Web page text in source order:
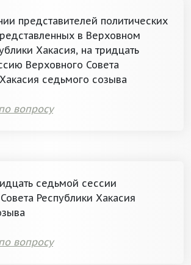
представителей политических
в Верховном
Хакасия, на тридцать
Верховного Совета
седьмого созыва
вопросу
седьмой сессии
Республики Хакасия
вопросу